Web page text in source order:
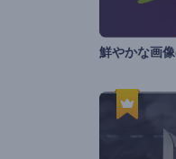
鮮やかな画